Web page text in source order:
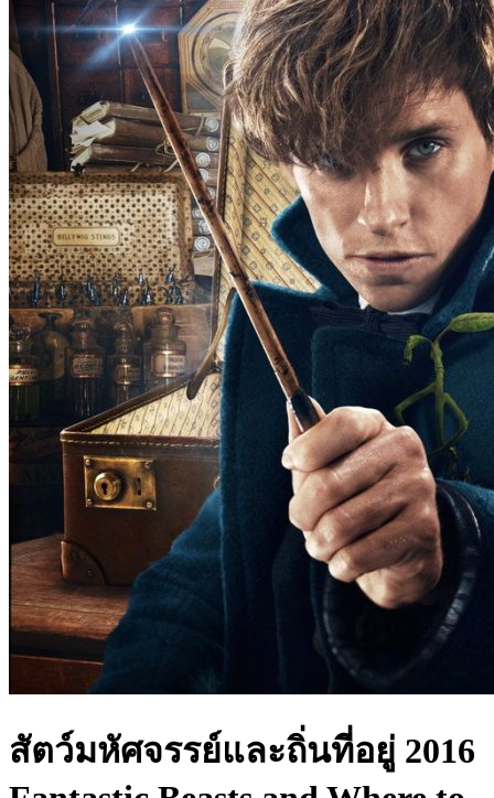
สัตว์มหัศจรรย์และถิ่นที่อยู่ 2016